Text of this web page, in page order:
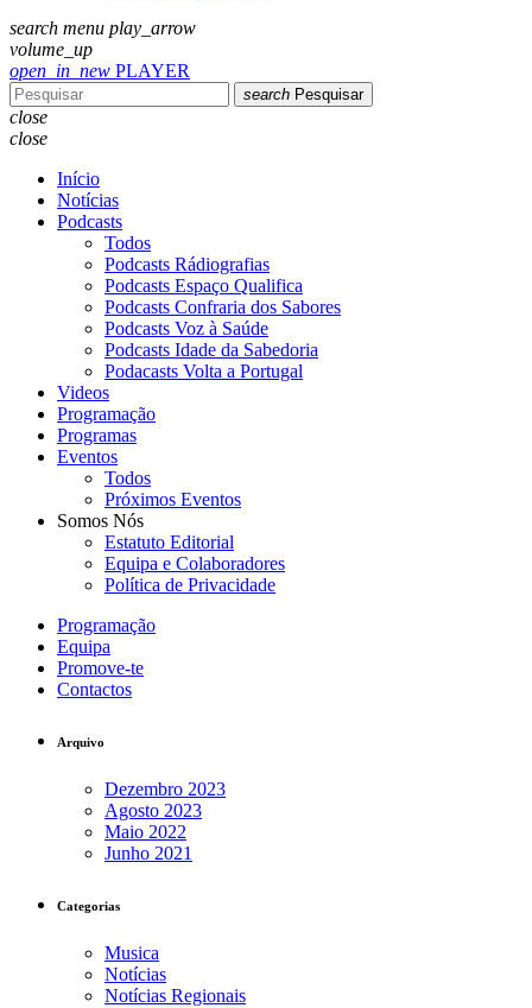
search menu play_arrow
volume_up
open_in_new PLAYER
search Pesquisar
close
close
Início
Notícias
Podcasts
Todos
Podcasts Rádiografias
Podcasts Espaço Qualifica
Podcasts Confraria dos Sabores
Podcasts Voz à Saúde
Podcasts Idade da Sabedoria
Podacasts Volta a Portugal
Videos
Programação
Programas
Eventos
Todos
Próximos Eventos
Somos Nós
Estatuto Editorial
Equipa e Colaboradores
Política de Privacidade
Programação
Equipa
Promove-te
Contactos
Arquivo
Dezembro 2023
Agosto 2023
Maio 2022
Junho 2021
Categorias
Musica
Notícias
Notícias Regionais